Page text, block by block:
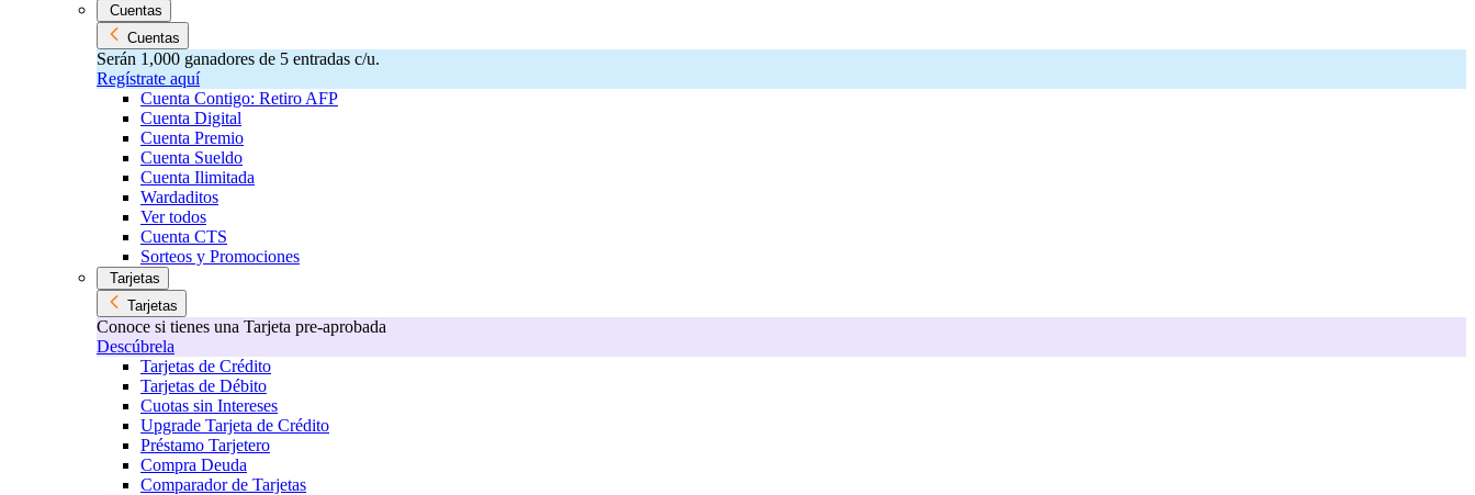
Cuentas
Cuentas
Serán 1,000 ganadores de 5 entradas c/u.
Regístrate aquí
Cuenta Contigo: Retiro AFP
Cuenta Digital
Cuenta Premio
Cuenta Sueldo
Cuenta Ilimitada
Wardaditos
Ver todos
Cuenta CTS
Sorteos y Promociones
Tarjetas
Tarjetas
Conoce si tienes una Tarjeta pre-aprobada
Descúbrela
Tarjetas de Crédito
Tarjetas de Débito
Cuotas sin Intereses
Upgrade Tarjeta de Crédito
Préstamo Tarjetero
Compra Deuda
Comparador de Tarjetas